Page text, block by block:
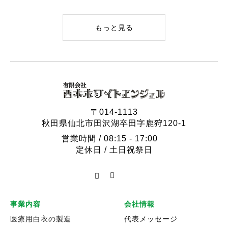
もっと見る
〒014-1113
秋田県仙北市田沢湖卒田字鹿狩120-1
営業時間 / 08:15 - 17:00
定休日 / 土日祝祭日
事業内容
医療用白衣の製造
会社情報
代表メッセージ